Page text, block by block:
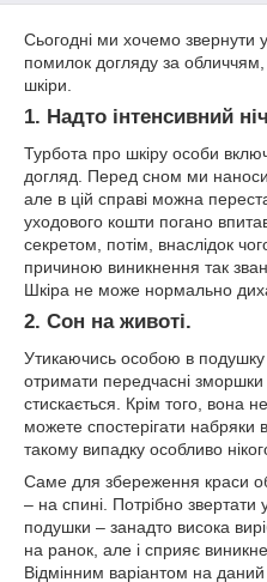
Сьогодні ми хочемо звернути
помилок догляду за обличчям,
шкіри.
1. Надто інтенсивний
Турбота про шкіру особи
догляд. Перед сном ми
але в цій справі можна
уходового кошти погано
секретом, потім, внаслідок
причиною виникнення так
Шкіра не може нормально
2. Сон на животі.
Утикаючись особою в подушку
отримати передчасні зморшки
стискається. Крім того, вона
можете спостерігати набряки
такому випадку особливо
Саме для збереження краси
– на спині. Потрібно звертати
подушки – занадто висока
на ранок, але і сприяє
Відмінним варіантом на